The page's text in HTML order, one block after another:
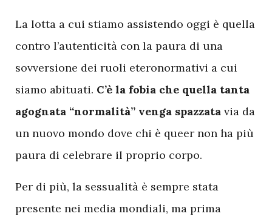
La lotta a cui stiamo assistendo oggi è quella
contro l’autenticità con la paura di una
sovversione dei ruoli eteronormativi a cui
siamo abituati. C’è la fobia che quella tanta
agognata “normalità” venga spazzata via da
un nuovo mondo dove chi è queer non ha più
paura di celebrare il proprio corpo.
Per di più, la sessualità è sempre stata
presente nei media mondiali, ma prima